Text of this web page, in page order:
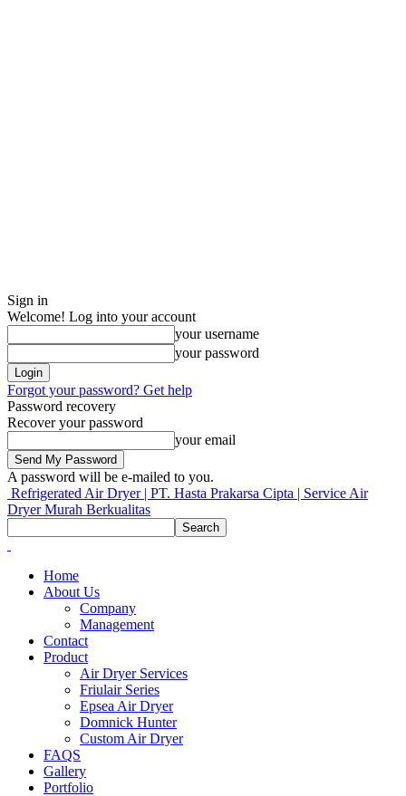
Sign in
Welcome! Log into your account
your username
your password
Forgot your password? Get help
Password recovery
Recover your password
your email
A password will be e-mailed to you.
Refrigerated Air Dryer | PT. Hasta Prakarsa Cipta | Service Air
Dryer Murah Berkualitas
Home
About Us
Company
Management
Contact
Product
Air Dryer Services
Friulair Series
Epsea Air Dryer
Domnick Hunter
Custom Air Dryer
FAQS
Gallery
Portfolio